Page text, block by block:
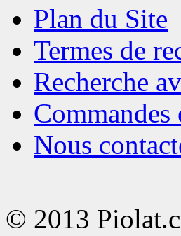
Plan du Site
Termes de
Recherche
Commandes
Nous
© 2013